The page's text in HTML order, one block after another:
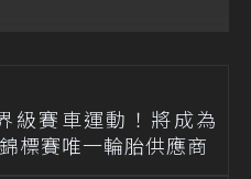
級賽車運動！將成為
標賽唯一輪胎供應商